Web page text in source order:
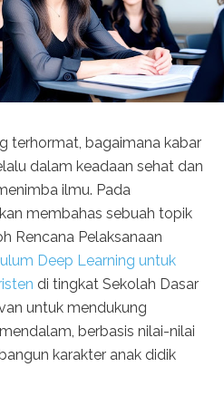
terhormat, bagaimana kabar
dalam keadaan sehat dan
ilmu. Pada
membahas sebuah topik
Rencana Pelaksanaan
Deep Learning untuk
di tingkat Sekolah Dasar
untuk mendukung
berbasis nilai-nilai
karakter anak didik